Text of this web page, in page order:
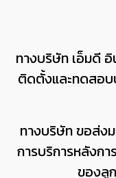
ทางบริษัท เอ็มดี
ติดตั้งและทดสอบ
ทางบริษัท ขอส่
การบริการหลังก
ของลู